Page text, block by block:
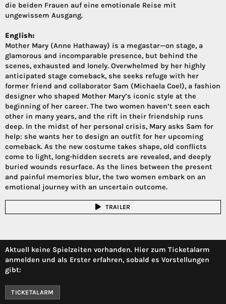
die beiden Frauen auf eine emotionale Reise mit
ungewissem Ausgang.
English:
Mother Mary (Anne Hathaway) is a megastar—on stage, a
glamorous and incomparable presence, but behind the
scenes, exhausted and lonely. Overwhelmed by her highly
anticipated stage comeback, she seeks refuge with her
former friend and collaborator Sam (Michaela Coel), a fashion
designer who shaped Mother Mary’s iconic style at the
beginning of her career. The two women haven’t seen each
other in many years, and the rift in their friendship runs
deep. In the midst of her personal crisis, Mary asks Sam for
help: she wants her to design an outfit for her upcoming
comeback. As the new costume takes shape, old conflicts
come to light, long-hidden secrets are revealed, and deeply
buried wounds resurface. As the lines between the present
and painful memories blur, the two women embark on an
emotional journey with an uncertain outcome.
TRAILER
Aktuell keine Spielzeiten vorhanden. Hier zum Ticketalarm
anmelden und als Erster erfahren, sobald es Vorstellungen
gibt:
TICKETALARM